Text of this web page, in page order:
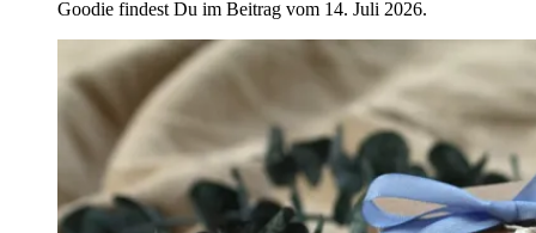
Goodie findest Du im Beitrag vom 14. Juli 2026.